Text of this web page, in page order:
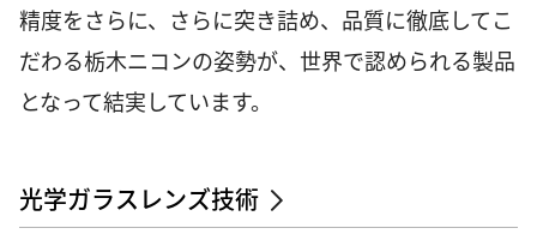
精度をさらに、さらに突き詰め、品質に徹底してこ
だわる栃木ニコンの姿勢が、世界で認められる製品
となって結実しています。
光学ガラスレンズ技術